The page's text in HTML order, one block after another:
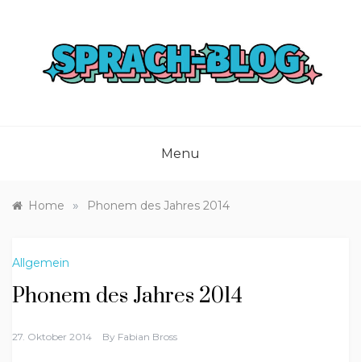
Menu
Home » Phonem des Jahres 2014
Allgemein
Phonem des Jahres 2014
27. Oktober 2014 By Fabian Bross